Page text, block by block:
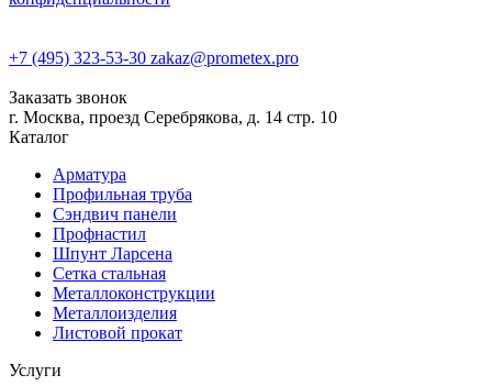
+7 (495) 323-53-30 zakaz@prometex.pro
Заказать звонок
г. Москва, проезд Серебрякова, д. 14 стр. 10
Каталог
Арматура
Профильная труба
Сэндвич панели
Профнастил
Шпунт Ларсена
Сетка стальная
Металлоконструкции
Металлоизделия
Листовой прокат
Услуги